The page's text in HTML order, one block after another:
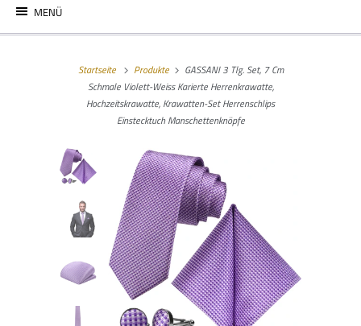
MENÜ
Startseite Produkte
GASSANI 3 Tlg. Set, 7 Cm
Schmale Violett-Weiss Karierte Herrenkrawatte,
Hochzeitskrawatte, Krawatten-Set Herrenschlips
Einstecktuch Manschettenknöpfe